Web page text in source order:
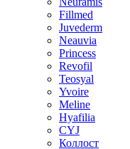
Fillmed
Juvederm
Neauvia
Princess
Revofil
Teosyal
Yvoire
Meline
Hyafilia
CYJ
Коллост